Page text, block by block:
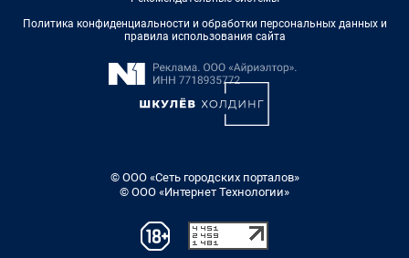
Политика конфиденциальности и обработки персональных данных и
правила использования сайта
© ООО «Сеть городских порталов»
© ООО «Интернет Технологии»